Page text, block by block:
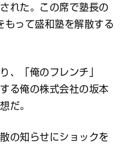
れた。この席で塾長の
もって盛和塾を解散する
、「俺のフレンチ」
る俺の株式会社の坂本
だ。
の知らせにショックを